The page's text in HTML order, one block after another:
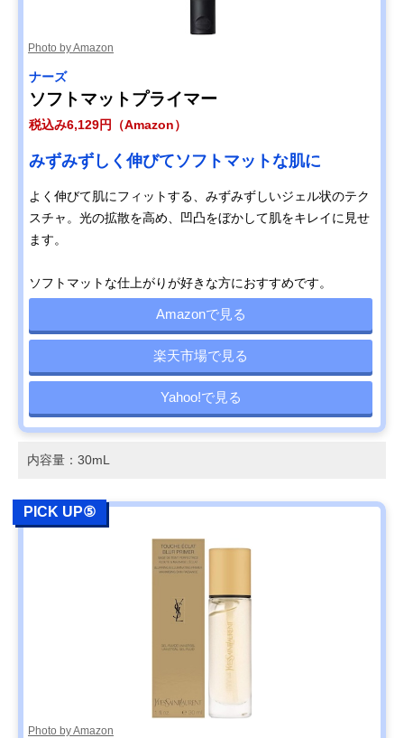
Photo by Amazon
ナーズ
ソフトマットプライマー
税込み6,129円（Amazon）
みずみずしく伸びてソフトマットな肌に
よく伸びて肌にフィットする、みずみずしいジェル状のテク
スチャ。光の拡散を高め、凹凸をぼかして肌をキレイに見せ
ます。
ソフトマットな仕上がりが好きな方におすすめです。
Amazonで見る
楽天市場で見る
Yahoo!で見る
内容量：30mL
PICK UP⑤
Photo by Amazon